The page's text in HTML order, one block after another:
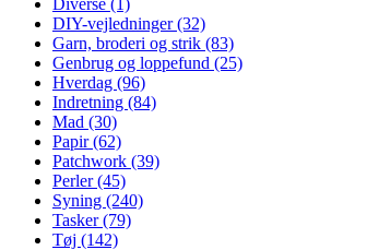
Diverse (1)
DIY-vejledninger(32)
Garn, broderi og strik (83)
Genbrug og loppefund (25)
Hverdag (96)
Indretning (84)
Mad (30)
Papir(62)
Patchwork (39)
Perler(45)
Syning (240)
Tasker(79)
Tøj (142)